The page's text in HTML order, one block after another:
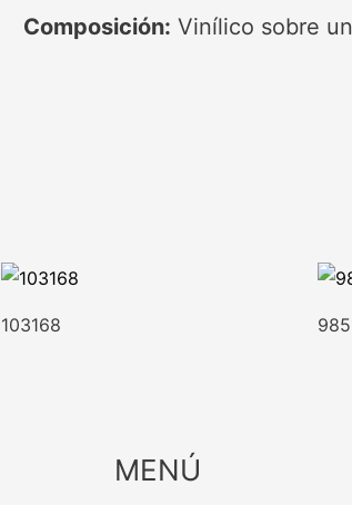
Composición: Vinílico sobre
103168
MENÚ